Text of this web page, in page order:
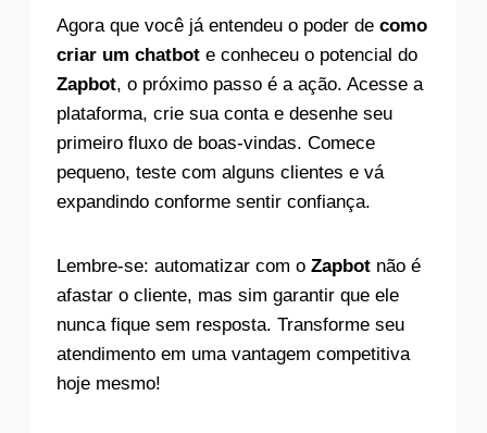
Agora que você já entendeu o poder de como
criar um chatbot e conheceu o potencial do
Zapbot, o próximo passo é a ação. Acesse a
plataforma, crie sua conta e desenhe seu
primeiro fluxo de boas-vindas. Comece
pequeno, teste com alguns clientes e vá
expandindo conforme sentir confiança.
Lembre-se: automatizar com o Zapbot não é
afastar o cliente, mas sim garantir que ele
nunca fique sem resposta. Transforme seu
atendimento em uma vantagem competitiva
hoje mesmo!